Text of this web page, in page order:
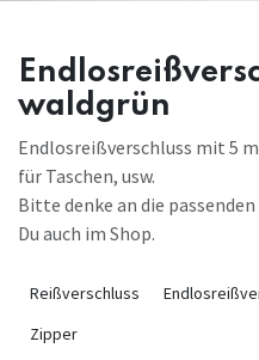
waldgrün
Endlosreißverschluss mit 5
für Taschen, usw.
Bitte denke an die
Du auch im Shop.
Reißverschluss
Zipper